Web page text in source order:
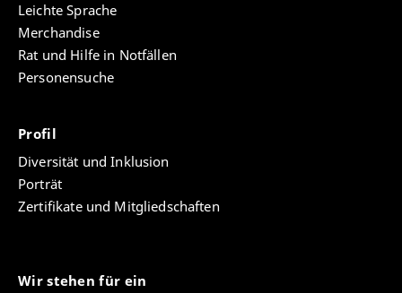
Leichte Sprache
Merchandise
Rat und Hilfe in Notfällen
Personensuche
Profil
Diversität und Inklusion
Porträt
Zertifikate und Mitgliedschaften
Wir stehen für ein